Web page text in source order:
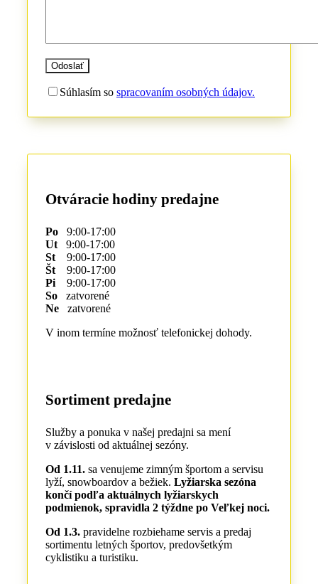
Súhlasím so spracovaním osobných údajov.
Otváracie hodiny predajne
Po 9:00-17:00
Ut 9:00-17:00
St 9:00-17:00
Št 9:00-17:00
Pi 9:00-17:00
So zatvorené
Ne zatvorené
V inom termíne možnosť telefonickej dohody.
Sortiment predajne
Služby a ponuka v našej predajni sa mení
v závislosti od aktuálnej sezóny.
Od 1.11. sa venujeme zimným športom a servisu
lyží, snowboardov a bežiek. Lyžiarska sezóna
končí podľa aktuálnych lyžiarskych
podmienok, spravidla 2 týždne po Veľkej noci.
Od 1.3. pravidelne rozbiehame servis a predaj
sortimentu letných športov, predovšetkým
cyklistiku a turistiku.